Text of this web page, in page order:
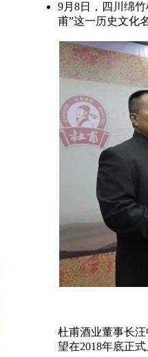
9月8日，四川绵
甫”这一历史文化
杜甫酒业董事长
望在2018年底正